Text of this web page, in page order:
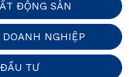
ĐỘNG SẢN
NGHIỆP
TƯ